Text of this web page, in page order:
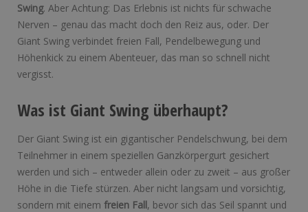
Swing. Aber Achtung: Das Erlebnis ist nichts für schwache
Nerven – genau das macht doch den Reiz aus, oder. Der
Giant Swing verbindet freien Fall, Pendelbewegung und
Höhenkick zu einem Abenteuer, das man so schnell nicht
vergisst.
Was ist Giant Swing überhaupt?
Der Giant Swing ist ein gigantischer Pendelschwung, bei dem
Teilnehmer in einem speziellen Ganzkörpergurt gesichert
werden und sich – entweder allein oder zu zweit – aus großer
Höhe in die Tiefe stürzen. Aber nicht langsam und vorsichtig,
sondern mit einem freien Fall, bevor sich das Seil spannt und